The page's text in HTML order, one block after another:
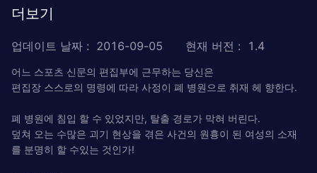
더보기
업데이트 날짜 : 2016-09-05 현재 버전 : 1.4
어느 스포츠 신문의 편집부에 근무하는 당신은
편집장 스스로의 명령에 따라 사정이 폐 병원으로 취재 헤 향한다.
폐 병원에 침입 할 수 있었지만, 탈출 경로가 막혀 버린다.
덮쳐 오는 수많은 괴기 현상을 겪은 사건의 원흉이 된 여성의 소재
를 분명히 할 수있는 것인가!